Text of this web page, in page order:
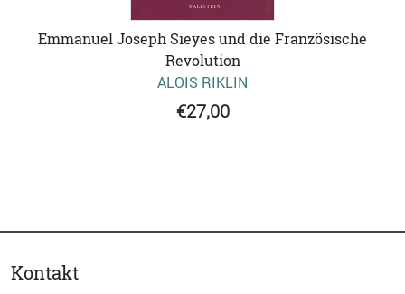
Emmanuel Joseph Sieyes und die Französische
Revolution
ALOIS RIKLIN
€27,00
Kontakt